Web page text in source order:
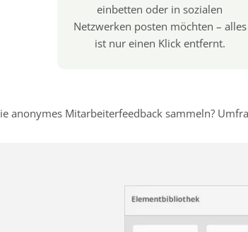
einbetten oder in sozialen
Netzwerken posten möchten – alles
ist nur einen Klick entfernt.
anonymes Mitarbeiterfeedback sammeln?